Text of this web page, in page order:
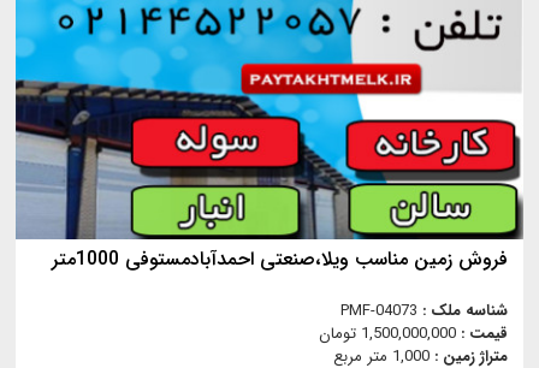
فروش زمین مناسب ویلا،صنعتی احمدآبادمستوفی 1000متر
شناسه ملک : PMF-04073
قیمت : 1,500,000,000 تومان
متراژ زمین : 1,000 متر مربع